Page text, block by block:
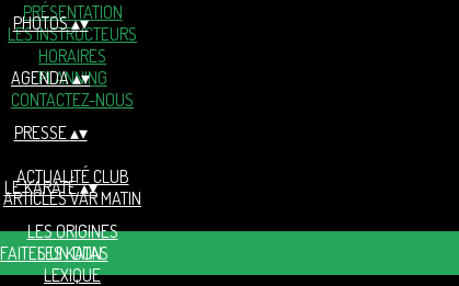
PRÉSENTATION
LES INSTRUCTEURS
HORAIRES
PLANNING
CONTACTEZ-NOUS
PHOTOS▴▾
AGENDA▴▾
PRESSE▴▾
ACTUALITÉ CLUB
ARTICLES VAR MATIN
LE KARATÉ▴▾
LES ORIGINES
LES KATAS
LEXIQUE
FAITES UN DON